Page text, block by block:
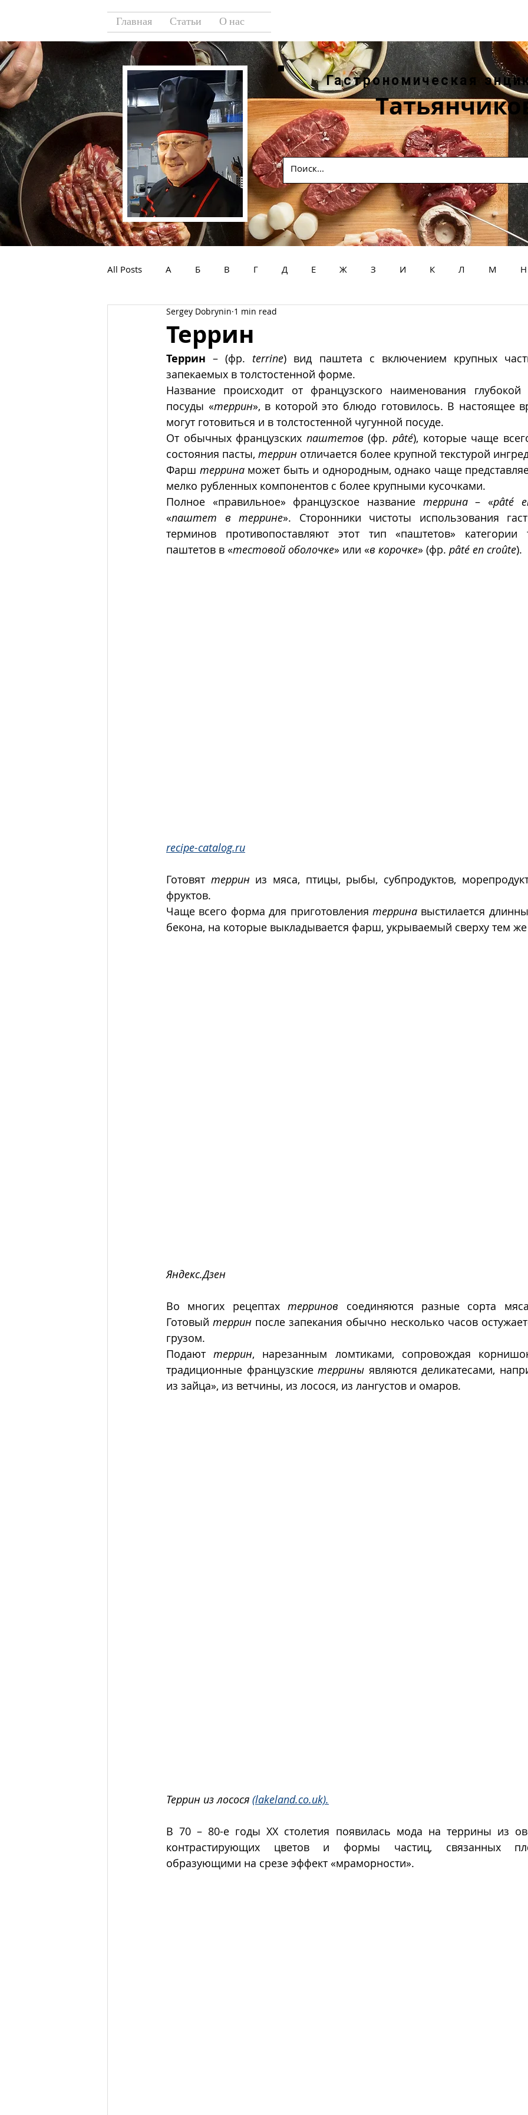
Главная Статьи О нас
Гастрономическая
All Posts А Б В Г Д Е Ж З И К Л М Н
У Ф Х
Террин
Sergey Dobrynin 1 min read
Террин – (фр. terrine) вид паштета с включением крупных
запекаемых в толстостенной форме.
Название происходит от французского наименования глубокой
посуды «террин», в которой это блюдо готовилось. В настоящее
могут готовиться и в толстостенной чугунной посуде.
От обычных французских паштетов (фр. pâté), которые чаще
состояния пасты, террин отличается более крупной текстурой
Фарш террина может быть и однородным, однако чаще
мелко рубленных компонентов с более крупными кусочками.
Полное «правильное» французское название террина – «pâté
«паштет в террине». Сторонники чистоты использования
терминов противопоставляют этот тип «паштетов» категории
паштетов в «тестовой оболочке» или «в корочке» (фр. pâté en croûte).
recipe-catalog.ru
Готовят террин из мяса, птицы, рыбы, субпродуктов,
фруктов.
Чаще всего форма для приготовления террина выстилается
бекона, на которые выкладывается фарш, укрываемый сверху тем
Яндекс.Дзен
Во многих рецептах терринов соединяются разные сорта
Готовый террин после запекания обычно несколько часов
грузом.
Подают террин, нарезанным ломтиками, сопровождая
традиционные французские террины являются деликатесами,
из зайца», из ветчины, из лосося, из лангустов и омаров.
Террин из лосося (lakeland.co.uk).
В 70 – 80-е годы ХХ столетия появилась мода на террины из
контрастирующих цветов и формы частиц, связанных
образующими на срезе эффект «мраморности».